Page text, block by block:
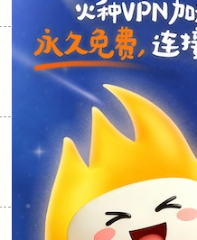
支持[0]
支持